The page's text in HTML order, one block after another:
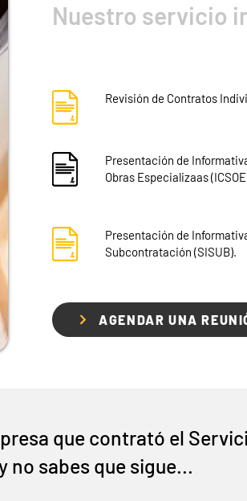
Nuestro servicio
Revisión de Contratos
Presentación de
Obras Especializaas
Presentación de
Subcontratación (SISUB).
AGENDAR UNA
que contrató el
no sabes que sigue...